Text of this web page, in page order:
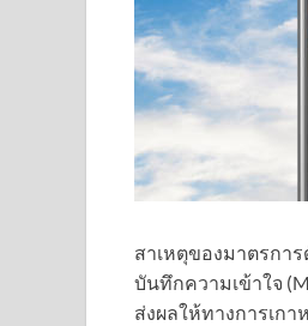
สาเหตุของมาตรกา
บันทึกความเข้าใจ
ส่งผลให้ทางการเก